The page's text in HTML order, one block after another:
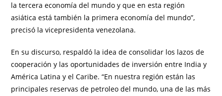
la tercera economía del mundo y que en esta región
asiática está también la primera economía del mundo”,
precisó la vicepresidenta venezolana.
En su discurso, respaldó la idea de consolidar los lazos de
cooperación y las oportunidades de inversión entre India y
América Latina y el Caribe. “En nuestra región están las
principales reservas de petroleo del mundo, una de las más